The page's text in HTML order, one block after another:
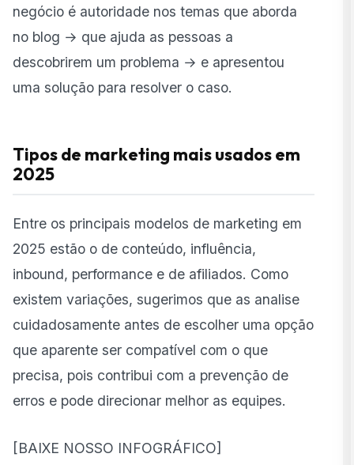
negócio é autoridade nos temas que aborda
no blog → que ajuda as pessoas a
descobrirem um problema → e apresentou
uma solução para resolver o caso.
Tipos de marketing mais usados em
2025
Entre os principais modelos de marketing em
2025 estão o de conteúdo, influência,
inbound, performance e de afiliados. Como
existem variações, sugerimos que as analise
cuidadosamente antes de escolher uma opção
que aparente ser compatível com o que
precisa, pois contribui com a prevenção de
erros e pode direcionar melhor as equipes.
[BAIXE NOSSO INFOGRÁFICO]